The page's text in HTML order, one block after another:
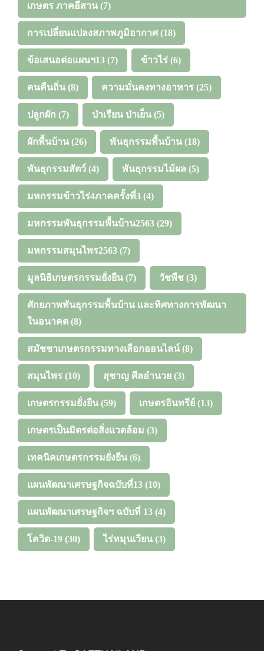
เกษตร ภาคอีสาน (7)
การเปลี่ยนแปลงสภาพภูมิอากาศ(18)
ข้อเสนอต่อแผนฯ13 (7) ข้าวไร่ (6)
คนคืนถิ่น (8) ความมั่นคงทางอาหาร (25)
ปลูกผัก (7) ป่าเรียน ป่าเย็น (5)
ผักพื้นบ้าน (26) พันธุกรรมพื้นบ้าน (18)
พันธุกรรมสัตว์ (4) พันธุกรรมไม้ผล (5)
มหกรรมข้าวไร่4ภาคครั้งที่3 (4)
มหกรรมพันธุกรรมพื้นบ้าน2563 (29)
มหกรรมสมุนไพร2563 (7)
มูลนิธิเกษตรกรรมยั่งยืน (7) วัชพืช (3)
ศักยภาพพันธุกรรมพื้นบ้าน และทิศทางการพัฒนา
ในอนาคต (8)
สมัชชาเกษตรกรรมทางเลือกออนไลน์ (8)
สมุนไพร (10) สุชาญ ศีลอำนวย (3)
เกษตรกรรมยั่งยืน (59) เกษตรอินทรีย์ (13)
เกษตรเป็นมิตรต่อสิ่งแวดล้อม (3)
เทคนิคเกษตรกรรมยั่งยืน (6)
แผนพัฒนาเศรษฐกิจฉบับที่13 (10)
แผนพัฒนาเศรษฐกิจฯ ฉบับที่ 13 (4)
โควิด-19 (30) ไร่หมุนเวียน (3)